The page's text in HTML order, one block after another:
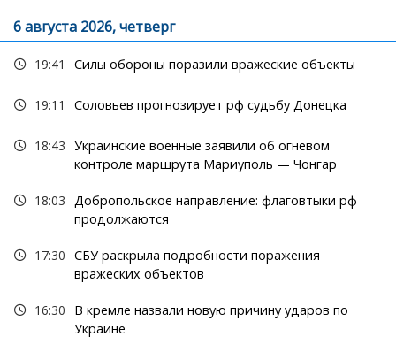
6 августа 2026, четверг
19:41 Силы обороны поразили вражеские объекты
19:11 Соловьев прогнозирует рф судьбу Донецка
18:43 Украинские военные заявили об огневом
контроле маршрута Мариуполь — Чонгар
18:03 Добропольское направление: флаговтыки рф
продолжаются
17:30 СБУ раскрыла подробности поражения
вражеских объектов
16:30
В кремле назвали новую причину ударов по
Украине